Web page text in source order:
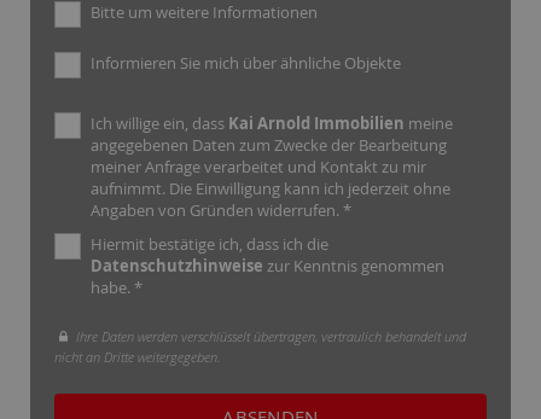
Bitte um weitere Informationen
Informieren Sie mich über ähnliche Objekte
Ich willige ein, dass Kai Arnold Immobilien meine
angegebenen Daten zum Zwecke der Bearbeitung
meiner Anfrage verarbeitet und Kontakt zu mir
aufnimmt. Die Einwilligung kann ich jederzeit ohne
Angaben von Gründen widerrufen. *
Hiermit bestätige ich, dass ich die
Datenschutzhinweise zur Kenntnis genommen
habe. *
Ihre Daten werden verschlüsselt übertragen, vertraulich behandelt und
nicht an Dritte weitergegeben.